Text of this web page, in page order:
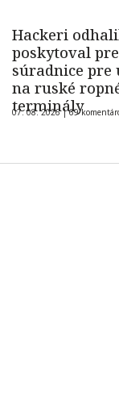
Hackeri
poskytoval
súradnice pre
na ruské
terminály
07. 08. 2026 |69